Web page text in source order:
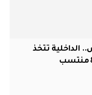
الداخلية تتخذ
الإجراءات القانونية بحق 8000 منتسب